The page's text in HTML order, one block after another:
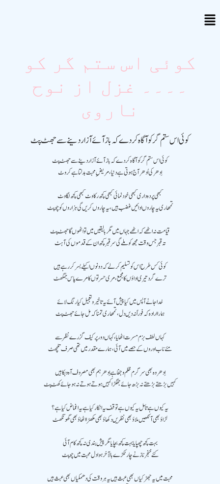
کوئی اس ستم گر کو
۔۔۔۔ غزل از نوح
ناروی
کوئی اس ستم گر کو آگاہ کر دے کہ باز آئے آزار دینے سے جھٹ پٹ
کوئی اس ستم گر کو آگاہ کر دے کہ باز آئے آزار دینے سے جھٹ پٹ
اِدھر کی اُدھر آج ہوتی ہے دنیا ،مریضِ محبت بدلتا ہے کروٹ
کبھی پردہ داری کبھی خود نمائی کبھی کچھ رکاوٹ کبھی کچھ لگاوٹ
تمھاری یہ چاروں ادائیں غضب ہیں ،یہ چاروں کریں گی ہزاروں کو چوپٹ
قیامت نہ اٹھے کہ اٹھے جہاں میں مگر بالیقیں میں تو اٹھوں گا جھٹ پٹ
تہ قبر جس وقت مجھ کو ملے گی سر قبر کچھ ان کے قدموں کی آہٹ
کوئی کس طرح اس کو تسلیم کر لے کہ دونوں اکیلے بسر کر رہے ہیں
ترے گرد تیری اداؤں کا مجمع، مری حسرتوں کا مرے پاس جمگھٹ
خدا جانے آپس میں کیا پیش آئے یہ تاخیر و تعجیل کیا رنگ لائے
ہمارا ارادہ کہ فوراً نہ دیں دل، تمھاری تمنا کہ مل جائے جھٹ پٹ
کہاں لطف بزم مسرت اٹھایا ،کہاں دور پر کیف گزرے نظر سے
مئے ناب اوروں کے حصے میں آئی، ہمارے مقدر میں تھی صرف تلچھٹ
اِدھر وہ بھی سرگرم ظلم و جفا ہے اِدھر ہم بھی مصروف آہ و بکا ہیں
کہیں بڑھتے بڑھتے نہ بڑھ جائے جھگڑا کہیں ہوتے ہوتے نہ ہو جائے کھٹ پٹ
یہ کیوں ہے تأمل یہ کیوں ہے توقف یہ انکار کیا ہے یہ اغماض کیا ہے ؟
لڑاؤ بھی آنکھیں ملاؤ بھی نظریں دکھاؤ بھی مکھڑا اٹھاؤ بھی گھونگھٹ
بہت کچھ چھپایا بہت کچھ بچایا مگر پیش بندی نہ کچھ کام آئی
کئے خنجر ناز نے چار ٹکڑے بالآخر ہوا دل محبت میں چوپٹ
محبت میں یہ جھڑکیاں بھی عبث ہیں یہ ہر وقت کی دھمکیاں بھی عبث ہیں